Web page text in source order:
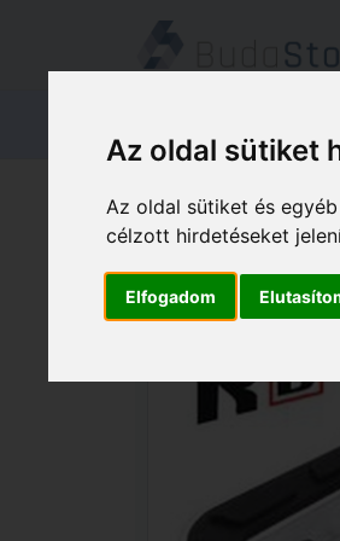
Az oldal sütiket
Az oldal sütiket és
célzott hirdetéseket
Elfogadom
Termékeink